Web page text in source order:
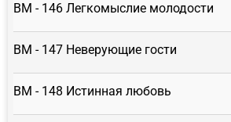
ВМ - 146 Легкомыслие молодости
ВМ - 147 Неверующие гости
ВМ - 148 Истинная любовь